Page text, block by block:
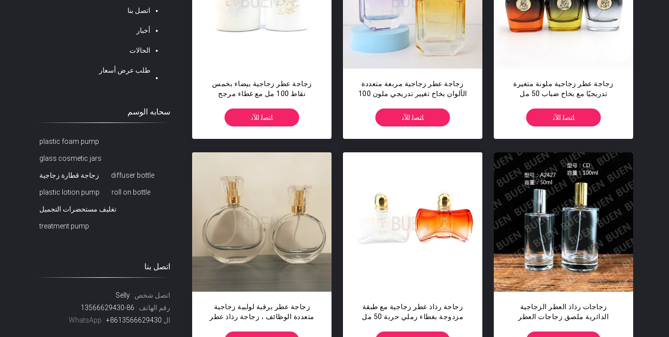
اتصل بنا
أخبار
الحالات
طلب عرض أسعار
سحابه الوسم
plastic foam pump
glass cosmetic jars
زجاجة قطارة زجاجية diffuser bottle
plastic lotion pump roll on bottle
تغليف مستحضرات التجميل
treatment pump
اتصل بنا
اتصل شخص :
رقم الهاتف :
ال WhatsApp : +8613566629430
زجاجة عطر زجاجية ملونة متغيرة
تدريجيًا مع بخاخ ضباب 50 مل
ﺎﺘﺼﻟ ﺍﻶﻧ
زجاجة عطر زجاجية مربعة متعددة
الألوان بخاخ تغيير تدريجي ملون 100
ﺎﺘﺼﻟ ﺍﻶﻧ
زجاجة عطر زجاجية بيضاء بخمس
نقاط 100 مل مع غطاء مرجح
ﺎﺘﺼﻟ ﺍﻶﻧ
زجاجات رذاذ العطر الزجاجية
الدائرية ملصق زجاجات العطر
زجاجة رذاذ عطر زجاجية مع طبقة
مزدوجة بغطاء رملي حربة 50 مل
زجاجة عطر برقبة لولبية زجاجية
متعددة الوظائف ، زجاجة رذاذ عطر